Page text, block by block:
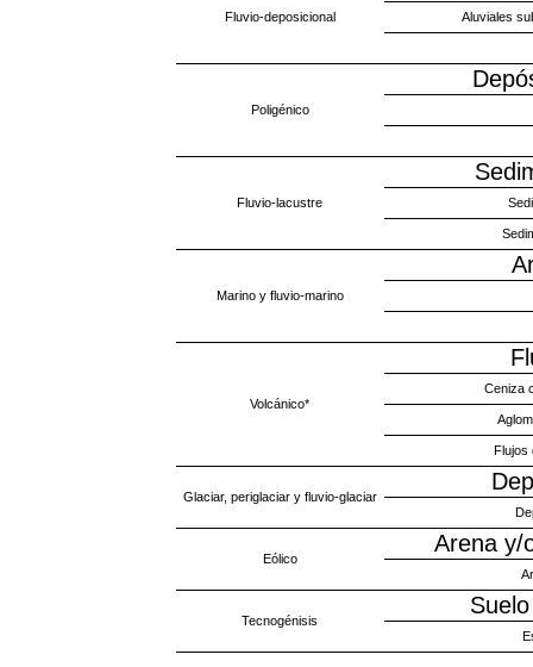
Fluvio-deposicional Aluviales
Poligénico
Fluvio-lacustre
Marino y fluvio-marino
Volcánico*
Ceniza
Flujos
Glaciar, periglaciar y fluvio-glaciar
Eólico
Arena y/
Tecnogénisis